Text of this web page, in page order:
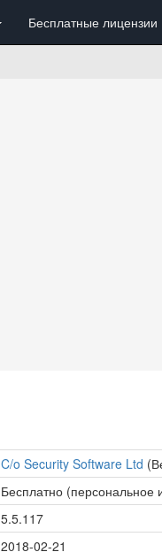
Бесплатные лицензии
C/o Security Software Ltd
Бесплатно (персональное
5.5.117
2018-02-21